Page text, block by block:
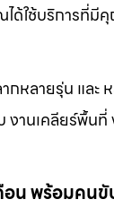
ด้ใช้บริการที่มี
กหลายรุ่น แ
านเคลียร์พื้น
อน พร้อมคน